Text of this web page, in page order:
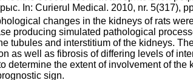
In: Curierul Medical. 2010, nr. 5(317),
changes in the kidneys of rats
producing simulated pathological
tubules and interstitium of the kidneys.
as well as fibrosis of differing levels of
determine the extent of involvement of
sign.